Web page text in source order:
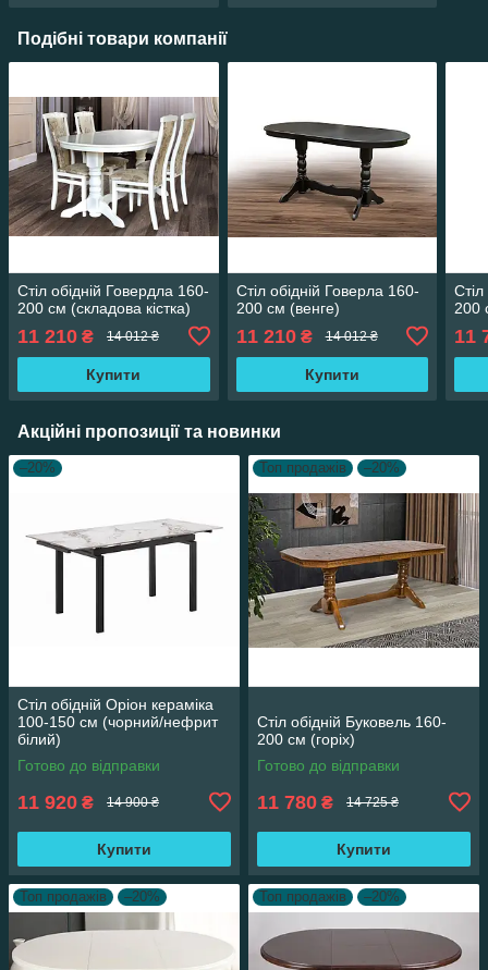
Подібні товари компанії
Стіл обідній Говердла 160-
200 см (складова кістка)
11 210 ₴ 14 012 ₴
Купити
Стіл обідній Говерла 160-
200 см (венге)
11 210₴ 14 012 ₴
Купити
200
11
Акційні пропозиції та новинки
–20%
Стіл обідній Оріон кераміка
100-150 см (чорний/нефрит
білий)
Готово до відправки
11 920 ₴ 14 900 ₴
Купити
Топ продажів –20%
Стіл обідній Буковель 160-
200 см (горіх)
Готово до відправки
11 780 ₴ 14 725 ₴
Купити
Топ продажів –20% Топ продажів –20%